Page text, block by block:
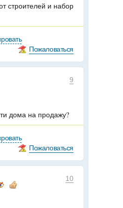
строителей и набор
Пожаловаться
9
дома на продажу?
Пожаловаться
10